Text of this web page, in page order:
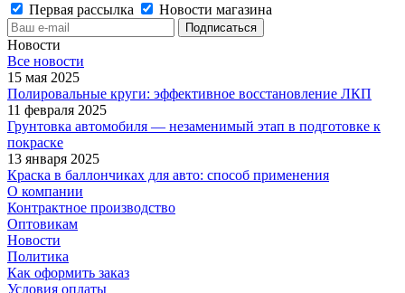
Первая рассылка
Новости магазина
Новости
Все новости
15 мая 2025
Полировальные круги: эффективное восстановление ЛКП
11 февраля 2025
Грунтовка автомобиля — незаменимый этап в подготовке к
покраске
13 января 2025
Краска в баллончиках для авто: способ применения
О компании
Контрактное производство
Оптовикам
Новости
Политика
Как оформить заказ
Условия оплаты